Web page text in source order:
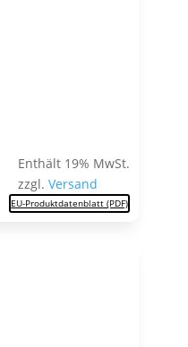
Enthält 19% MwSt.
zzgl.Versand
EU-Produktdatenblatt (PDF)